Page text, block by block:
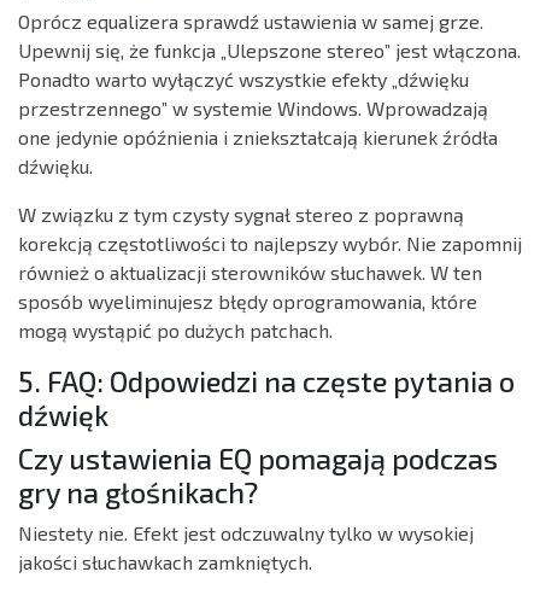
Oprócz equalizera sprawdź ustawienia w samej grze.
Upewnij się, że funkcja „Ulepszone stereo” jest włączona.
Ponadto warto wyłączyć wszystkie efekty „dźwięku
przestrzennego” w systemie Windows. Wprowadzają
one jedynie opóźnienia i zniekształcają kierunek źródła
dźwięku.
W związku z tym czysty sygnał stereo z poprawną
korekcją częstotliwości to najlepszy wybór. Nie zapomnij
również o aktualizacji sterowników słuchawek. W ten
sposób wyeliminujesz błędy oprogramowania, które
mogą wystąpić po dużych patchach.
5. FAQ: Odpowiedzi na częste pytania o
dźwięk
Czy ustawienia EQ pomagają podczas
gry na głośnikach?
Niestety nie. Efekt jest odczuwalny tylko w wysokiej
jakości słuchawkach zamkniętych.